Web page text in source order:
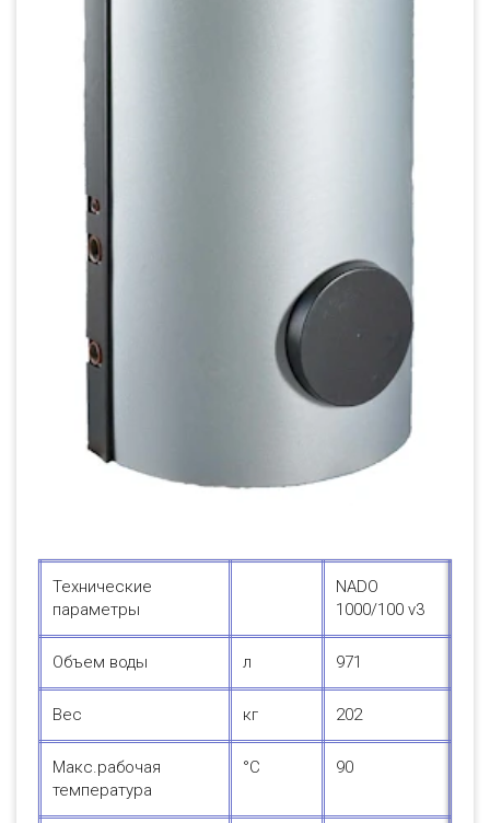
Технические
параметры
NADO
1000/100 v3
Объем воды л 971
Вес кг 202
Макс.рабочая
температура
°С 90